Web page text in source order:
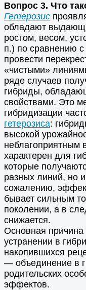
Вопрос 3. Что
Гетерозис
обладают
ростом, весом,
п.) по сравнению
провести
«чистыми»
ряде случаев
гибриды,
свойствами. Это
гибридизации
гетерозиса:
высокой
неблагоприятным
характерен для
которые
разных линий, но
сожалению,
бывает сильным
поколении, а в
снижается.
Основная причина
устранении в
накопившихся
— объединение в
родительских
эффектов.